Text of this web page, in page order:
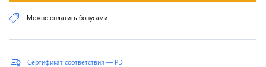
Сертификат соответствия — PDF
Можно оплатить бонусами